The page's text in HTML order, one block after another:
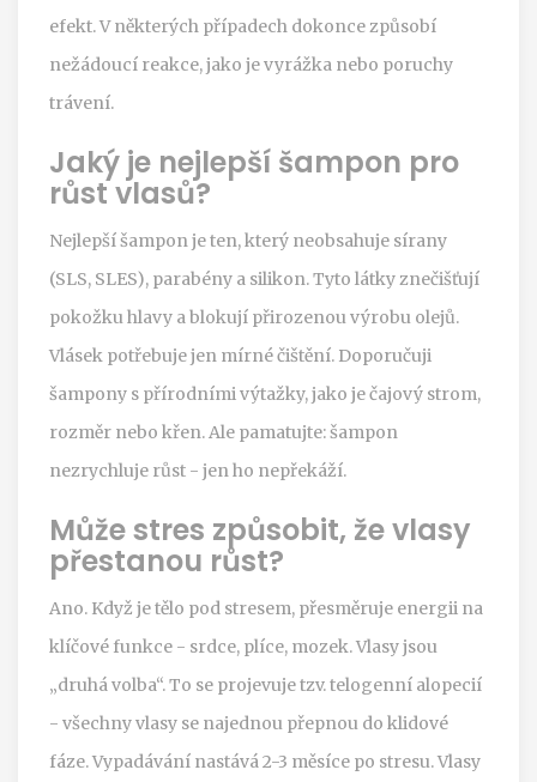
efekt. V některých případech dokonce způsobí
nežádoucí reakce, jako je vyrážka nebo poruchy
trávení.
Jaký je nejlepší šampon pro
růst vlasů?
Nejlepší šampon je ten, který neobsahuje sírany
(SLS, SLES), parabény a silikon. Tyto látky znečišťují
pokožku hlavy a blokují přirozenou výrobu olejů.
Vlásek potřebuje jen mírné čištění. Doporučuji
šampony s přírodními výtažky, jako je čajový strom,
rozměr nebo křen. Ale pamatujte: šampon
nezrychluje růst - jen ho nepřekáží.
Může stres způsobit, že vlasy
přestanou růst?
Ano. Když je tělo pod stresem, přesměruje energii na
klíčové funkce - srdce, plíce, mozek. Vlasy jsou
„druhá volba“. To se projevuje tzv. telogenní alopecií
- všechny vlasy se najednou přepnou do klidové
fáze. Vypadávání nastává 2-3 měsíce po stresu. Vlasy